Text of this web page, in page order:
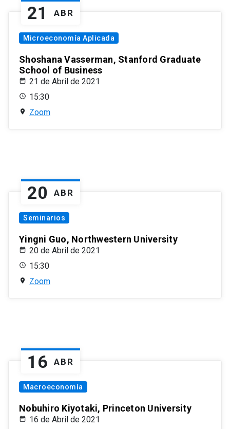
21 ABR
Microeconomía Aplicada
Shoshana Vasserman, Stanford Graduate
School of Business
21 de Abril de 2021
15:30
Zoom
20 ABR
Seminarios
Yingni Guo, Northwestern University
20 de Abril de 2021
15:30
Zoom
16 ABR
Macroeconomía
Nobuhiro Kiyotaki, Princeton University
16 de Abril de 2021